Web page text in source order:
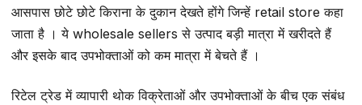
आसपास छोटे छोटे किराना के दुकान देखते होंगे जिन्हें retail store कहा
जाता है । ये wholesale sellers से उत्पाद बड़ी मात्रा में खरीदते हैं
और इसके बाद उपभोक्ताओं को कम मात्रा में बेचते हैं ।
रिटेल ट्रेड में व्यापारी थोक विक्रेताओं और उपभोक्ताओं के बीच एक संबंध